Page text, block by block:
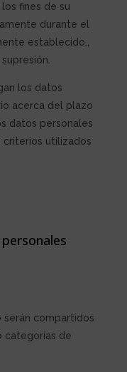
fines de su
durante el
establecido.
los datos
acerca del plazo
datos personales
criterios utilizados
serán compartidos
categorías de